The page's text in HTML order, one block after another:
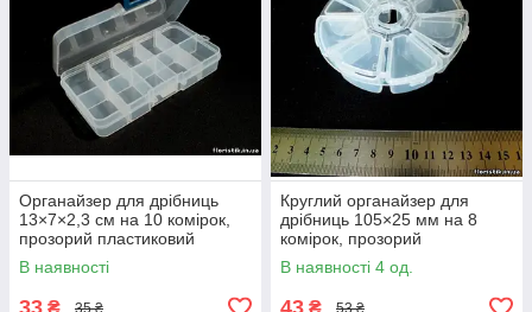
Органайзер для дрібниць
13×7×2,3 см на 10 комірок,
прозорий пластиковий
контейнер
В наявності
35 ₴
Круглий органайзер для
дрібниць 105×25 мм на 8
комірок, прозорий
пластиковий контейнер
В наявності 4 од.
53 ₴